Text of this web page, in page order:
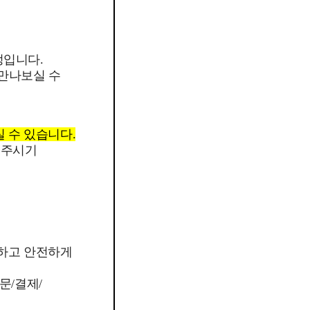
입니다.
나보실 수
수 있습니다.
시기
고 안전하게
/결제/